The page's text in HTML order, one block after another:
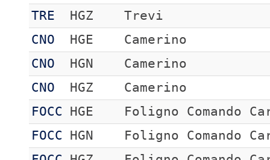
TRE
HGZ
Trevi
CNO
HGE
Camerino
CNO
HGN
Camerino
CNO
HGZ
Camerino
FOCC
HGE
Foligno Comando
FOCC
HGN
Foligno Comando